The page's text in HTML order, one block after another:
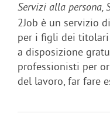
Servizi alla
2Job è un servizio
per i figli dei titolari
a disposizione
professionisti per
del lavoro, far fare